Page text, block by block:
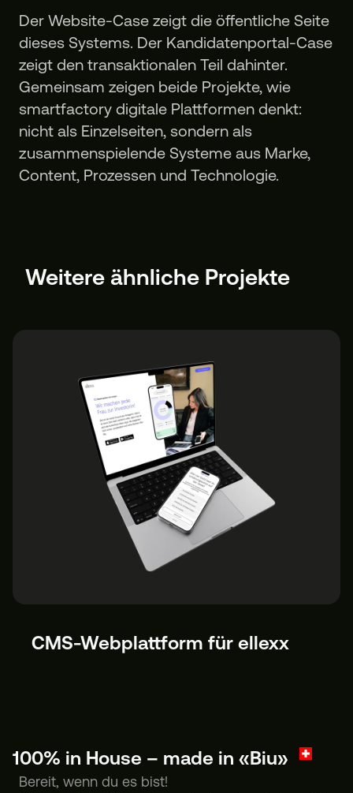
Der Website-Case zeigt die öffentliche Seite
dieses Systems. Der Kandidatenportal-Case
zeigt den transaktionalen Teil dahinter.
Gemeinsam zeigen beide Projekte, wie
smartfactory digitale Plattformen denkt:
nicht als Einzelseiten, sondern als
zusammenspielende Systeme aus Marke,
Content, Prozessen und Technologie.
Weitere ähnliche Projekte
CMS-Webplattform für ellexx
100% in House – made in «Biu»
Bereit, wenn du es bist!